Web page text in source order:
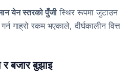
येन स्तरको पुँजीस्थिर रूपमा जुटाउन
गाह्रो रकम भएकाले, दीर्घकालीन वित्त
र बजार बुझाइ